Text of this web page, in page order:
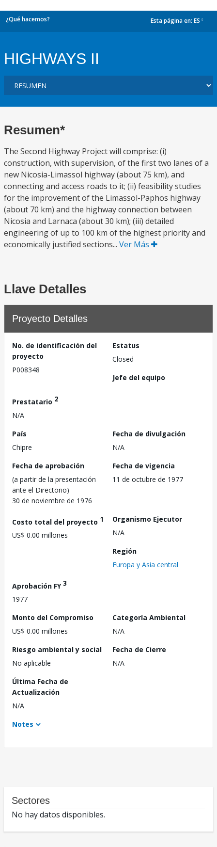
¿Qué hacemos? Esta página en: ES
HIGHWAYS II
Resumen*
The Second Highway Project will comprise: (i)
construction, with supervision, of the first two lanes of a
new Nicosia-Limassol highway (about 75 km), and
connecting and access roads to it; (ii) feasibility studies
for the improvement of the Limassol-Paphos highway
(about 70 km) and the highway connection between
Nicosia and Larnaca (about 30 km); (iii) detailed
engineering of up to 100 km of the highest priority and
economically justified sections... Ver Más
Llave Detalles
Proyecto Detalles
No. de identificación del
proyecto
P008348
Estatus
Closed
Jefe del equipo
Prestatario 2
N/A
País
Chipre
Fecha de divulgación
N/A
Fecha de aprobación
(a partir de la presentación
ante el Directorio)
30 de noviembre de 1976
Fecha de vigencia
11 de octubre de 1977
Costo total del proyecto 1
US$ 0.00 millones
Organismo Ejecutor
N/A
Región
Europa y Asia central
Aprobación FY3
1977
Monto del Compromiso
US$ 0.00 millones
Categoría Ambiental
N/A
Riesgo ambiental y social
No aplicable
Fecha de Cierre
N/A
Última Fecha de
Actualización
N/A
Notes
Sectores
No hay datos disponibles.